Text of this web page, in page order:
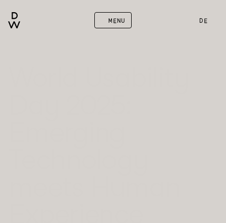
MENU DE